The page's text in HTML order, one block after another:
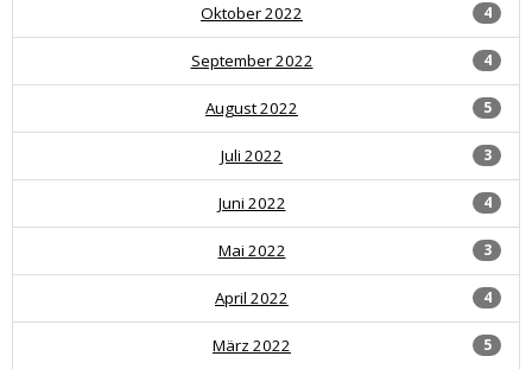
4
Oktober 2022
4
September 2022
5
August 2022
3
Juli 2022
4
Juni 2022
3
Mai 2022
4
April 2022
5
März 2022